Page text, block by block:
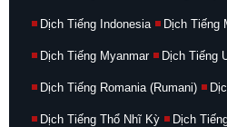
Dịch Tiếng Indonesia Dịch Tiếng
Dịch Tiếng Myanmar Dịch Tiếng
Dịch Tiếng Romania (Rumani)
Dịch Tiếng Thổ Nhĩ Kỳ Dịch